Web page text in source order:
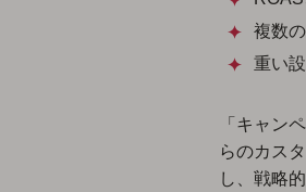
複数
重い
「キャン
らのカス
し、戦略